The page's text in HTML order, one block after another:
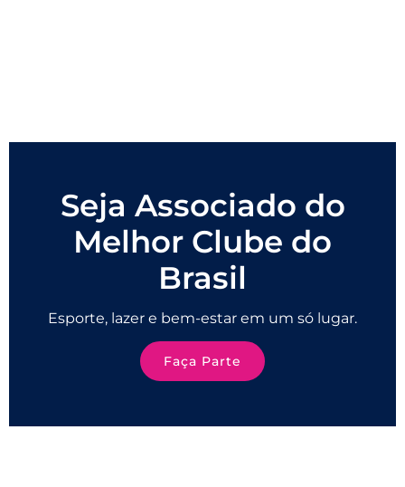
Seja Associado do
Melhor Clube do
Brasil
Esporte, lazer e bem-estar em um só lugar.
Faça Parte